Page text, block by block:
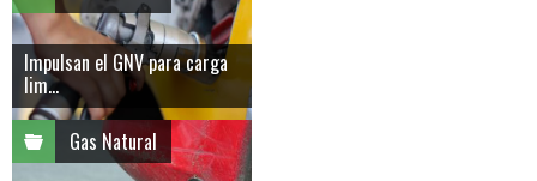
Impulsan el GNV para carga
lim...
Gas Natural